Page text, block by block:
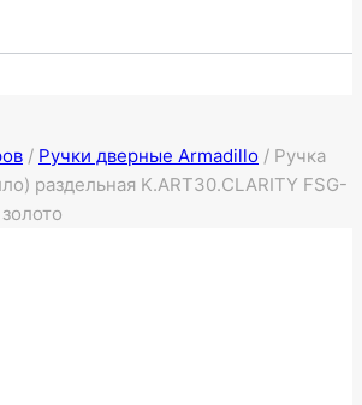
/ Ручки дверные Armadillo / Ручка
раздельная K.ART30.CLARITY FSG-